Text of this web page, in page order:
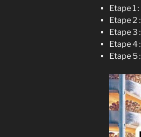
Etape 1
Etape 2
Etape 3
Etape 4
Etape 5